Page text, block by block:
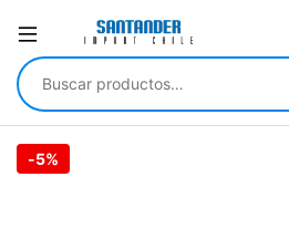
Buscar por:
-5%